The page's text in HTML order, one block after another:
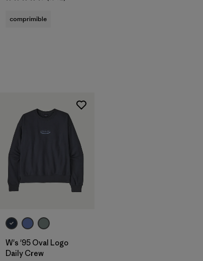
comprimible
W's '95 Oval Logo
Daily Crew